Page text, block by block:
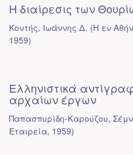
Η διαίρεσις των
Κοντής, Ιωάννης Δ. (Η εν
1959)
Ελληνιστικά
αρχαίων έργων
Παπασπυρίδη-Καρούζου,
Εταιρεία, 1959)